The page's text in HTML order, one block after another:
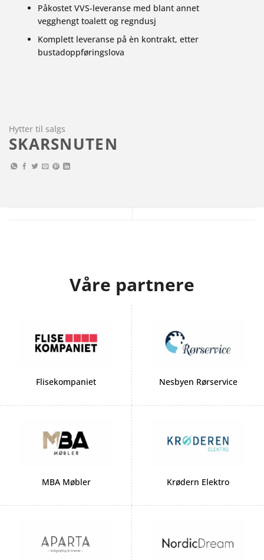
Påkostet VVS-leveranse med blant annet
vegghengt toalett og regndusj
Komplett leveranse på èn kontrakt, etter
bustadoppføringslova
Hytter til salgs
SKARSNUTEN
Våre partnere
Flisekompaniet Nesbyen Rørservice
MBA Møbler Krødern Elektro